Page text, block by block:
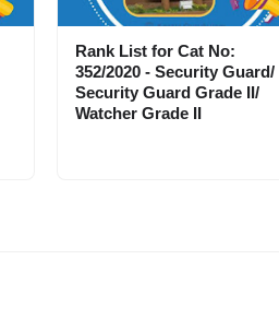
Rank List for Cat No:
352/2020 - Security Guard/
Security Guard Grade II/
Watcher Grade II